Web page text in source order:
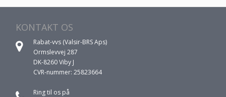
KONTAKT OS
Rabat-vvs (Valsir-BRS Aps)
Ormslevvej 287
DK-8260 Viby J
CVR-nummer: 25823664
Ring til os på